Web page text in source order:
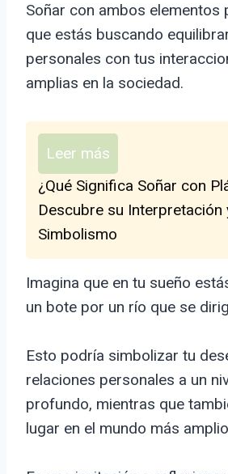
Soñar con ambos elementos
que estás buscando
personales con tus
amplias en la sociedad.
Leer más
¿Qué Significa Soñar con
Descubre su Interpretación
Simbolismo
Imagina que en tu sueño
un bote por un río que se
Esto podría simbolizar tu
relaciones personales a un
profundo, mientras que
lugar en el mundo más